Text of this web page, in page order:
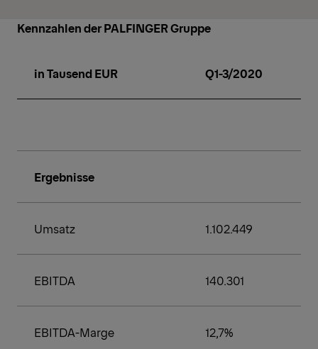
Kennzahlen der PALFINGER Gruppe
in Tausend EUR Q1-3/2020
Ergebnisse
Umsatz 1.102.449
EBITDA 140.301
EBITDA-Marge 12,7%